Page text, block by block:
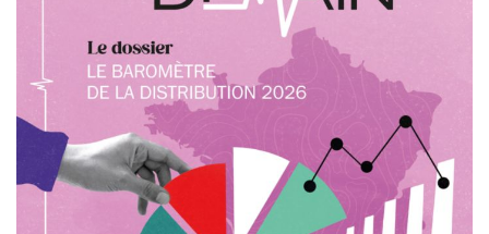
d’instabilité ou de vertiges. Pour parvenir à cette
conclusion, les scientifiques ont analysé les
corrélations entre la perte auditive et la
fonction vestibulaire dans une large cohorte de
1 115 patients (dont 64,5 % de femmes)
consultant pour des instabilités ou des vertiges.
Dans cette cohorte, près de la moitié (49,3 %)